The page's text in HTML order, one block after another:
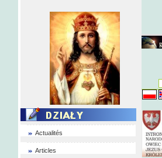
Actualités
Articles